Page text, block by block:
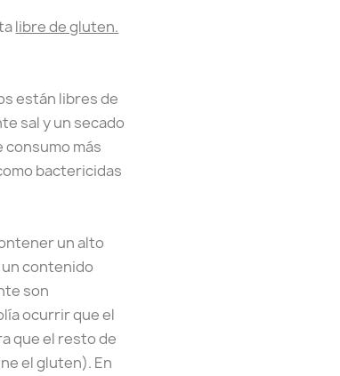
libre de gluten.
están libres de
sal y un secado
más
bactericidas
un alto
contenido
son
ocurrir que el
que el resto de
el gluten). En